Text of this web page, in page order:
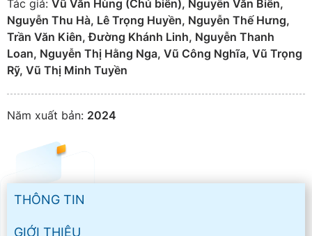
Tác giả: Vũ Văn Hùng (Chủ biên), Nguyễn Văn Biên,
Nguyễn Thu Hà, Lê Trọng Huyền, Nguyễn Thế Hưng,
Trần Văn Kiên, Đường Khánh Linh, Nguyễn Thanh
Loan, Nguyễn Thị Hằng Nga, Vũ Công Nghĩa, Vũ Trọng
Rỹ, Vũ Thị Minh Tuyền
Năm xuất bản: 2024
THÔNG TIN
GIỚI THIỆU